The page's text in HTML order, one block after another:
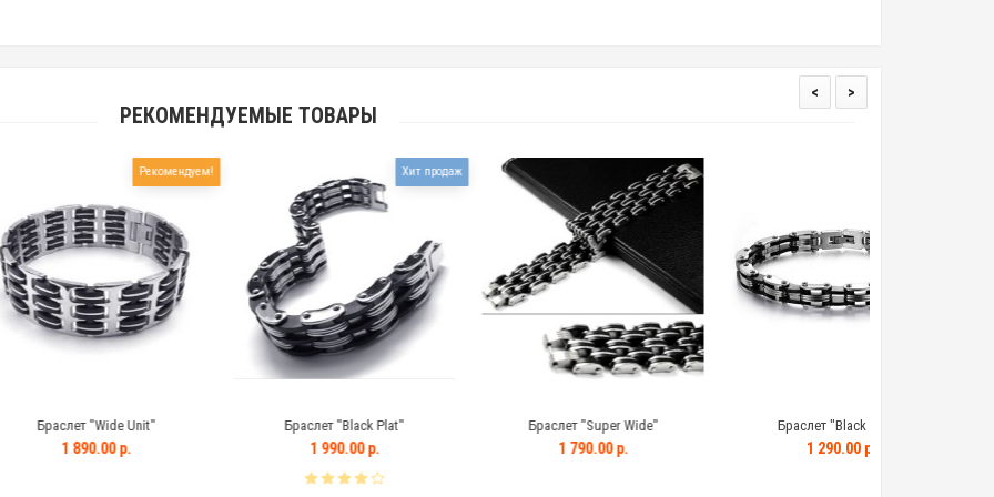
РЕКОМЕНДУЕМЫЕ ТОВАРЫ
"Wide Unit" Браслет "Black Plat" Браслет "Super Wide" Браслет "Black Plat2"
< >